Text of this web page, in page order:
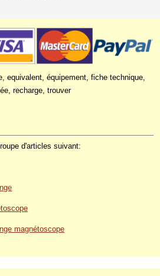
equivalent, équipement, fiche technique,
recharge, trouver
d'articles suivant:
magnétoscope